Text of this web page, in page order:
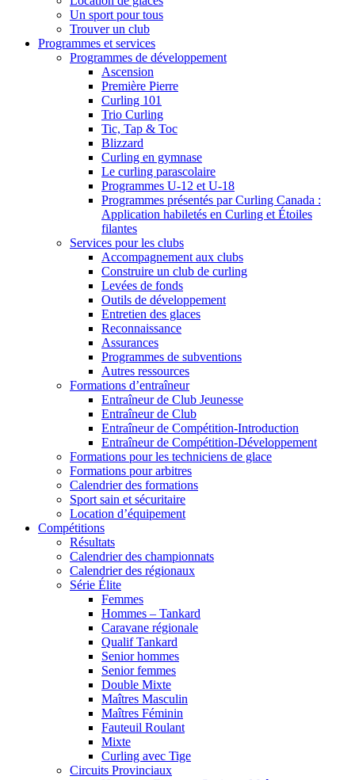
Un sport pour tous
Trouver un club
Programmes et services
Programmes de développement
Ascension
Première Pierre
Curling 101
Trio Curling
Tic, Tap & Toc
Blizzard
Curling en gymnase
Le curling parascolaire
Programmes U-12 et U-18
Programmes présentés par Curling Canada :
Application habiletés en Curling et Étoiles
filantes
Services pour les clubs
Accompagnement aux clubs
Construire un club de curling
Levées de fonds
Outils de développement
Entretien des glaces
Reconnaissance
Assurances
Programmes de subventions
Autres ressources
Formations d’entraîneur
Entraîneur de Club Jeunesse
Entraîneur de Club
Entraîneur de Compétition-Introduction
Entraîneur de Compétition-Développement
Formations pour les techniciens de glace
Formations pour arbitres
Calendrier des formations
Sport sain et sécuritaire
Location d’équipement
Compétitions
Résultats
Calendrier des championnats
Calendrier des régionaux
Série Élite
Femmes
Hommes – Tankard
Caravane régionale
Qualif Tankard
Senior hommes
Senior femmes
Double Mixte
Maîtres Masculin
Maîtres Féminin
Fauteuil Roulant
Mixte
Curling avec Tige
Circuits Provinciaux